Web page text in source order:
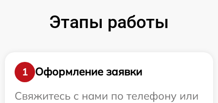
Этапы работы
1
Оформление заявки
Свяжитесь с нами по телефону или